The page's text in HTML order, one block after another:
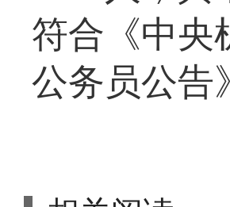
符合《中央
公务员公告